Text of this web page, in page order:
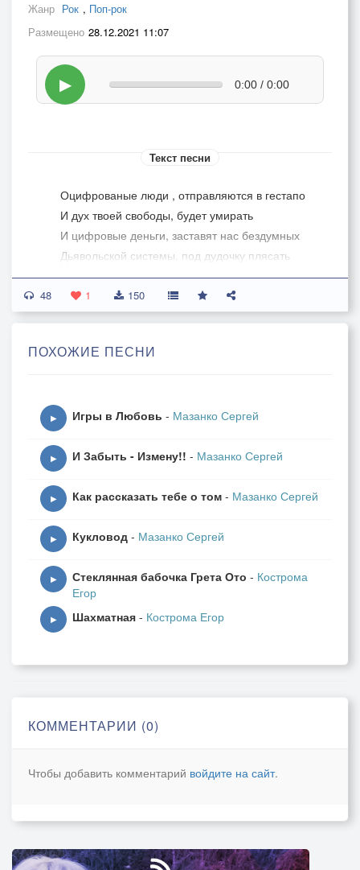
Жанр Рок , Поп-рок
Размещено 28.12.2021 11:07
▶ 0:00 / 0:00
Текст песни
Оцифрованые люди , отправляются в гестапо
И дух твоей свободы, будет умирать
И цифровые деньги, заставят нас бездумных
Дьявольской системы, под дудочку плясать
1
Я хочу любить, я хочу дышать
Кто посмел решить
----- =====мои строчки-------------
--------------------------------------------------
2
Но пора понять
Их нельзя узнать
Ты чуствуешь близется что то чужое
И давит тебя - Давит тебя
--------------------------------------------------
Дьявольской стадо , их нужно топтать.
48 1 150
ПОХОЖИЕ ПЕСНИ
▶ Игры в Любовь - Мазанко Сергей
▶ И Забыть - Измену!! - Мазанко Сергей
▶ Как рассказать тебе о том - Мазанко Сергей
▶ Кукловод - Мазанко Сергей
▶ Стеклянная бабочка Грета Ото - Кострома
Егор
▶ Шахматная - Кострома Егор
КОММЕНТАРИИ (0)
Чтобы добавить комментарий войдите на сайт.